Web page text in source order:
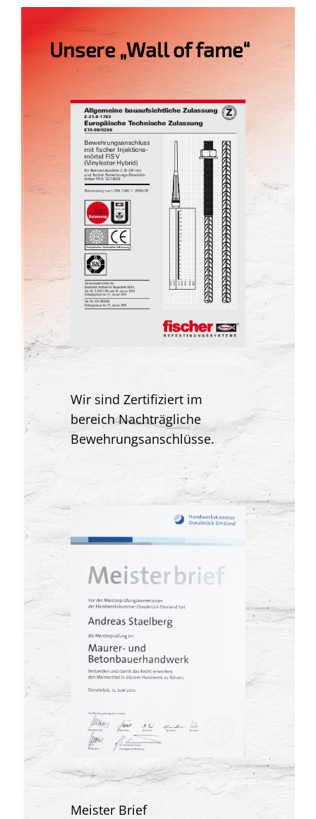
Unsere „Wall of fame“
Wir sind Zertifiziert im
bereich Nachträgliche
Bewehrungsanschlüsse.
Meister Brief